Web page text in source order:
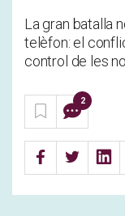
La gran batalla
telèfon: el
control de les
2